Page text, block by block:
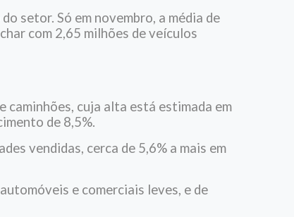
setor. Só em novembro, a média de
com 2,65 milhões de veículos
caminhões, cuja alta está estimada em
de 8,5%.
vendidas, cerca de 5,6% a mais em
e comerciais leves, e de